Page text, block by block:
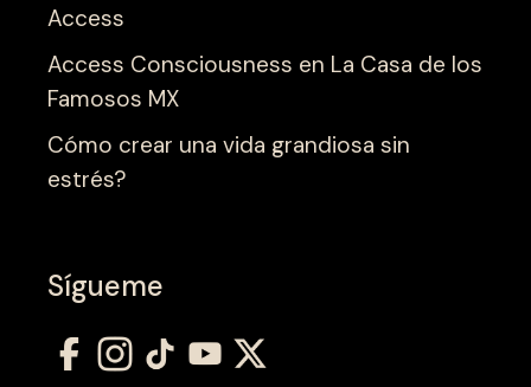
Access
Access Consciousness en La Casa de los
Famosos MX
Cómo crear una vida grandiosa sin
estrés?
Sígueme